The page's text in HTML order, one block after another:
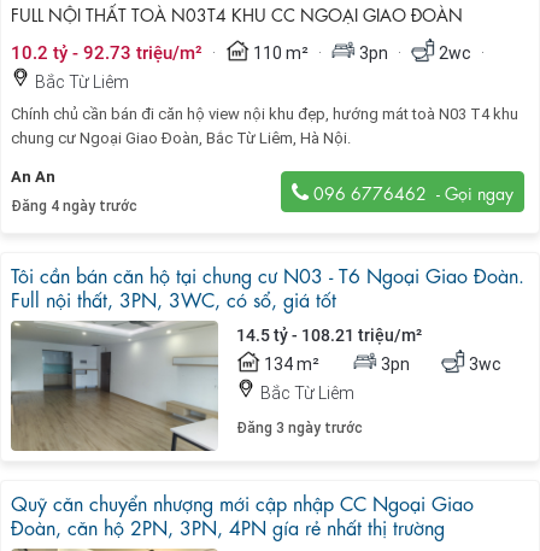
FULL NỘI THẤT TOÀ N03T4 KHU CC NGOẠI GIAO ĐOÀN
10.2 tỷ - 92.73 triệu/m² · 110 m² · 3pn · 2wc ·
Bắc Từ Liêm
Chính chủ cần bán đi căn hộ view nội khu đẹp, hướng mát toà N03 T4 khu
chung cư Ngoại Giao Đoàn, Bắc Từ Liêm, Hà Nội.
An An
Đăng 4 ngày trước
096 6776462
Tôi cần bán căn hộ tại chung cư N03 - T6 Ngoại Giao Đoàn.
Full nội thất, 3PN, 3WC, có sổ, giá tốt
14.5 tỷ - 108.21 triệu/m²
134 m²
3pn
3wc
Bắc Từ Liêm
Đăng 3 ngày trước
Quỹ căn chuyển nhượng mới cập nhập CC Ngoại Giao
Đoàn, căn hộ 2PN, 3PN, 4PN gía rẻ nhất thị trường